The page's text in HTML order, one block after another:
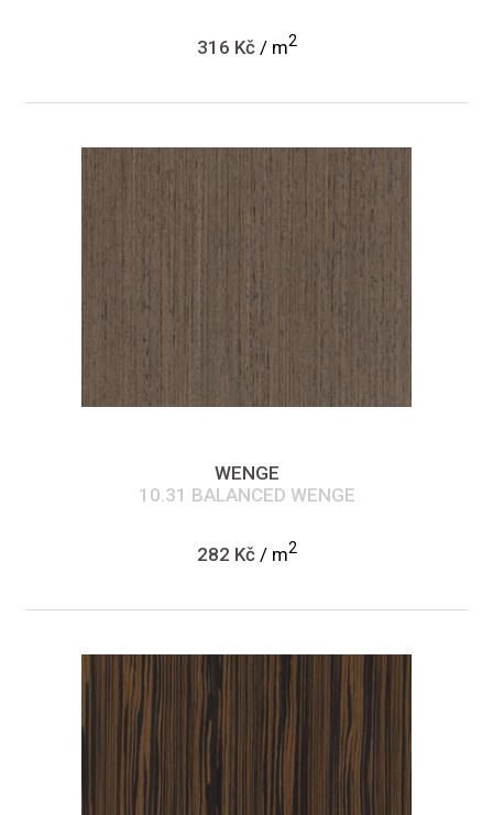
316 Kč/ m2
WENGE
10.31 BALANCED WENGE
282 Kč/ m2